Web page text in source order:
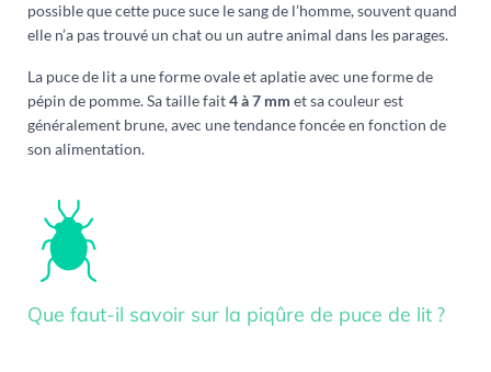
possible que cette puce suce le sang de l’homme, souvent quand
elle n’a pas trouvé un chat ou un autre animal dans les parages.
La puce de lit a une forme ovale et aplatie avec une forme de
pépin de pomme. Sa taille fait4 à 7 mm et sa couleur est
généralement brune, avec une tendance foncée en fonction de
son alimentation.
Que faut-il savoir sur la piqûre de puce de lit ?